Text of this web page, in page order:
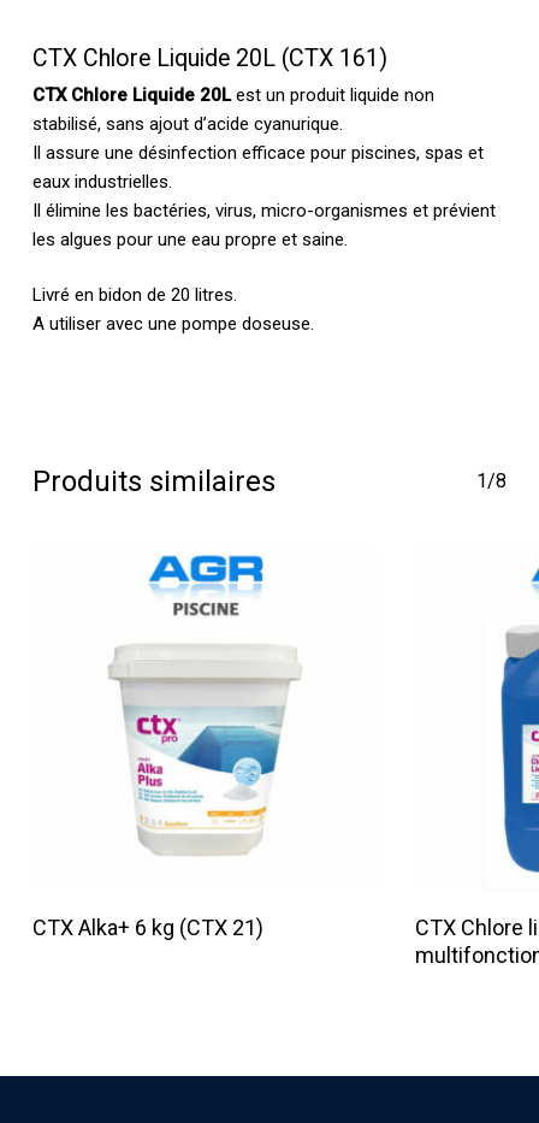
CTX Chlore Liquide 20L (CTX 161)
CTX Chlore Liquide 20Lest un produit liquide non
stabilisé, sans ajout d’acide cyanurique.
Il assure une désinfection efficace pour piscines, spas et
eaux industrielles.
Il élimine les bactéries, virus, micro-organismes et prévient
les algues pour une eau propre et saine.
Livré en bidon de 20 litres.
A utiliser avec une pompe doseuse.
Produits similaires 1/8
Lire La Suite
CTX Alka+ 6 kg (CTX 21)
CTX Chlore